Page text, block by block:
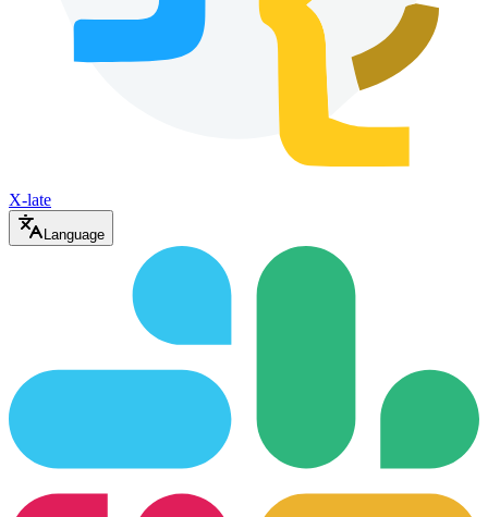
X-late
Language